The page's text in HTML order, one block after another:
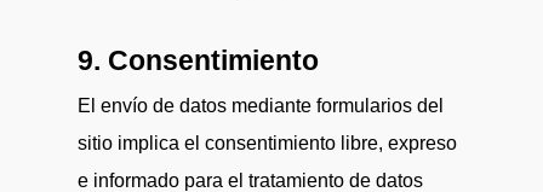
9. Consentimiento
El envío de datos mediante formularios del
sitio implica el consentimiento libre, expreso
e informado para el tratamiento de datos